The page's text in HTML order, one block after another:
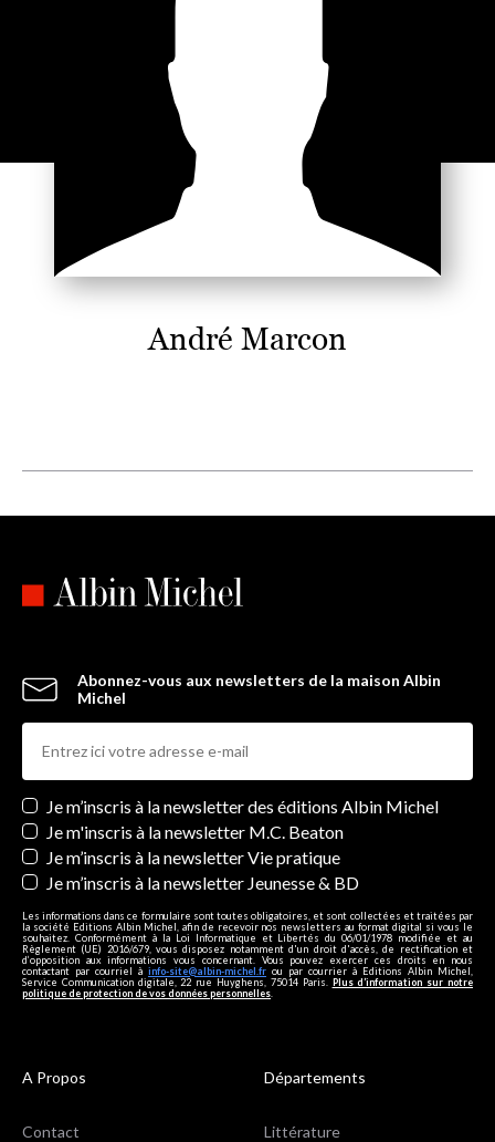
André Marcon
Abonnez-vous aux newsletters de la maison Albin
Michel
Newsletters
Je m’inscris à la newsletter des éditions Albin Michel
Je m'inscris à la newsletter M.C. Beaton
Je m’inscris à la newsletter Vie pratique
Je m’inscris à la newsletter Jeunesse & BD
Les informations dans ce formulaire sont toutes obligatoires, et sont collectées et traitées par
la société Editions Albin Michel, afin de recevoir nos newsletters au format digital si vous le
souhaitez. Conformément à la Loi Informatique et Libertés du 06/01/1978 modifiée et au
Règlement (UE) 2016/679, vous disposez notamment d'un droit d'accès, de rectification et
d’opposition aux informations vous concernant. Vous pouvez exercer ces droits en nous
contactant par courriel à info-site@albin-michel.fr ou par courrier à Editions Albin Michel,
Service Communication digitale, 22 rue Huyghens, 75014 Paris. Plus d’information sur notre
politique de protection de vos données personnelles
A Propos
Contact
Départements
Littérature